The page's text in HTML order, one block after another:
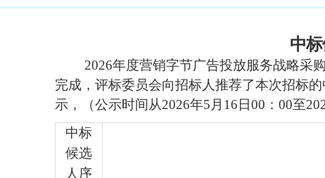
中
2026年度营销字节广告投放服务战略采
完成，评标委员会向招标人推荐了本次招标
示，（公示时间从2026年5月 16 日00：00至
中标
候选
人序